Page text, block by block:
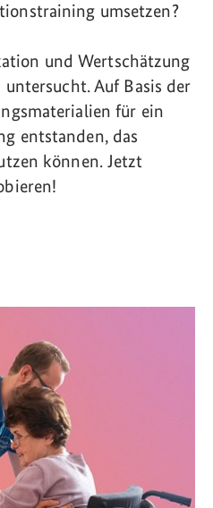
umsetzen?
und Wertschätzung
Auf Basis der
für ein
entstanden, das
können. Jetzt